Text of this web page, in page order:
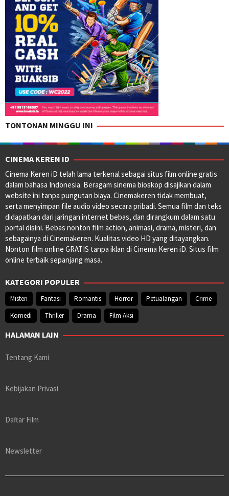
TONTONAN MINGGU INI
CINEMA KEREN ID
Cinema Keren iD telah lama terkenal sebagai situs film online gratis
dalam bahasa Indonesia. Beragam sinema bioskop disajikan dalam
website ini tanpa pungutan biaya. Cinemakeren tidak membuat,
serta menyimpan file audio video secara pribadi. Semua film dan teks
didapatkan dari jaringan internet bebas, dan dirangkum dalam satu
portal disini. Bebas nonton film action, animasi, drama, misteri, dan
sebagainya di Cinemakeren. Kualitas video HD yang ditayangkan.
Nonton film online GRATIS tanpa iklan di Cinema Keren iD. Situs film
online terbaik sepanjang masa.
KATEGORI POPULER
Misteri Fantasi Romantis Horror Petualangan
Crime
Komedi
Thriller Drama Film Aksi
HALAMAN LAIN
Tentang Kami
Kebijakan Privasi
Daftar Film
Newsletter